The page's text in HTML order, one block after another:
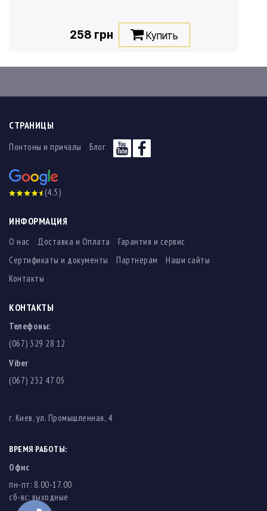
258 грн Купить
СТРАНИЦЫ
Понтоны и причалы Блог
(4,5)
ИНФОРМАЦИЯ
О нас Доставка и Оплата
Гарантия и сервис
Сертификаты и документы
Партнерам
Наши сайты
Контакты
КОНТАКТЫ
Телефоны:
(067) 329 28 12
Viber
(067) 232 47 05
г. Киев, ул. Промышленная, 4
ВРЕМЯ РАБОТЫ:
Офис
пн-пт: 8.00-17.00
cб-вс: выходные